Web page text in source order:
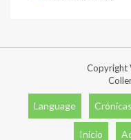
Copyright
Language Crónicas
Inicio